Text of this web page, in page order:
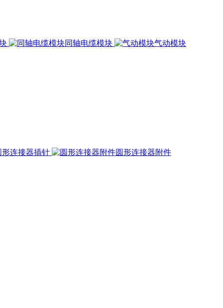
同轴电缆模块
气动模块
形连接器插针 圆形连接器附件